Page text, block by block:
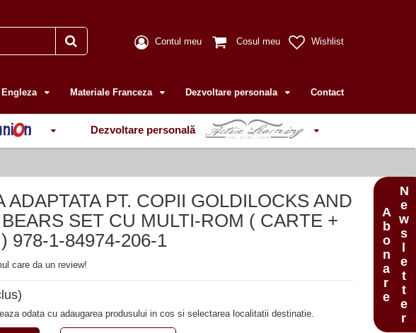
Contul meu Cosul meu Wishlist
Contact
Dezvoltare personala
Materiale Franceza
Engleza
Dezvoltare personală
ADAPTATA PT. COPII GOLDILOCKS AND
SET CU MULTI-ROM ( CARTE +
978-1-84974-206-1
care da un review!
odata cu adaugarea produsului in cos si selectarea localitatii destinatie. Newsletter
Abonare